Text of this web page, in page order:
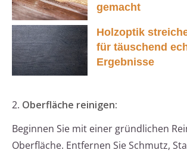
gemacht
Holzoptik
für täuschend
Ergebnisse
2. Oberfläche reinigen:
Beginnen Sie mit einer gründlichen
Oberfläche. Entfernen Sie Schmutz,